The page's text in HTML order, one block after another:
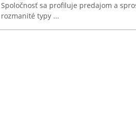
Spoločnosť sa profiluje predajom a
rozmanité typy ...